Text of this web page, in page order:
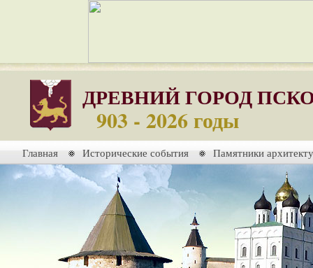
ДРЕВНИЙ ГОРОД
903 - 2026 годы
Главная Исторические события Памятники